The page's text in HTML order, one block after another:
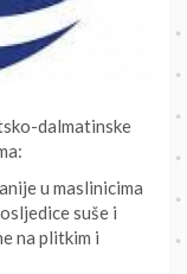
dalmatinske
u maslinicima
suše i
na plitkim i